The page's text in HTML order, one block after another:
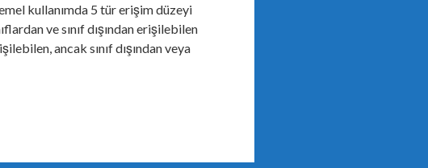
kullanımda 5 tür erişim düzeyi
ve sınıf dışından erişilebilen
ancak sınıf dışından veya